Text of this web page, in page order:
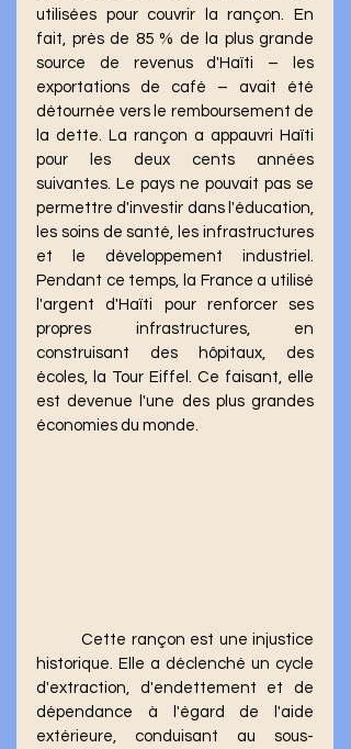
utilisées pour couvrir la rançon. En
fait, près de 85 % de la plus grande
source de revenus d'Haïti – les
exportations de café – avait été
détournée vers le remboursement de
la dette. La rançon a appauvri Haïti
pour les deux cents années
suivantes. Le pays ne pouvait pas se
permettre d'investir dans l'éducation,
les soins de santé, les infrastructures
et le développement industriel.
Pendant ce temps, la France a utilisé
l'argent d'Haïti pour renforcer ses
propres infrastructures, en
construisant des hôpitaux, des
écoles, la Tour Eiffel. Ce faisant, elle
est devenue l'une des plus grandes
économies du monde.
	Cette rançon est une injustice
historique. Elle a déclenché un cycle
d'extraction, d'endettement et de
dépendance à l'égard de l'aide
extérieure, conduisant au sous-